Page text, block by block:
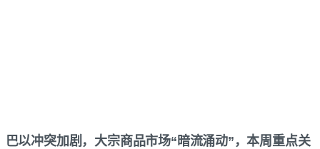
巴以冲突加剧，大宗商品市场“暗流涌动”，本周重点关